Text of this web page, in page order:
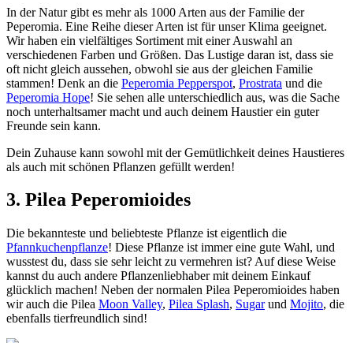
In der Natur gibt es mehr als 1000 Arten aus der Familie der
Peperomia. Eine Reihe dieser Arten ist für unser Klima geeignet.
Wir haben ein vielfältiges Sortiment mit einer Auswahl an
verschiedenen Farben und Größen. Das Lustige daran ist, dass sie
oft nicht gleich aussehen, obwohl sie aus der gleichen Familie
stammen! Denk an die Peperomia Pepperspot, Prostrata und die
Peperomia Hope! Sie sehen alle unterschiedlich aus, was die Sache
noch unterhaltsamer macht und auch deinem Haustier ein guter
Freunde sein kann.
Dein Zuhause kann sowohl mit der Gemütlichkeit deines Haustieres
als auch mit schönen Pflanzen gefüllt werden!
3. Pilea Peperomioides
Die bekannteste und beliebteste Pflanze ist eigentlich die
Pfannkuchenpflanze! Diese Pflanze ist immer eine gute Wahl, und
wusstest du, dass sie sehr leicht zu vermehren ist? Auf diese Weise
kannst du auch andere Pflanzenliebhaber mit deinem Einkauf
glücklich machen! Neben der normalen Pilea Peperomioides haben
wir auch die Pilea Moon Valley, Pilea Splash, Sugarund Mojito, die
ebenfalls tierfreundlich sind!